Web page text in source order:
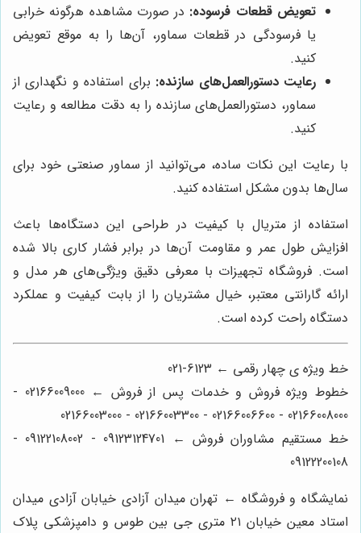
تعویض قطعات فرسوده: در صورت مشاهده هرگونه خرابی
یا فرسودگی در قطعات سماور، آن‌ها را به موقع تعویض
کنید.
رعایت دستورالعمل‌های سازنده: برای استفاده و نگهداری از
سماور، دستورالعمل‌های سازنده را به دقت مطالعه و رعایت
کنید.
با رعایت این نکات ساده، می‌توانید از سماور صنعتی خود برای
سال‌ها بدون مشکل استفاده کنید.
استفاده از متریال با کیفیت در طراحی این دستگاه‌ها باعث
افزایش طول عمر و مقاومت آن‌ها در برابر فشار کاری بالا شده
است. فروشگاه تجهیزات با معرفی دقیق ویژگی‌های هر مدل و
ارائه گارانتی معتبر، خیال مشتریان را از بابت کیفیت و عملکرد
دستگاه راحت کرده است.
خط ویژه ی چهار رقمی ← 6123-021
خطوط ویژه فروش و خدمات پس از فروش ← 02166009000 -
02166008000 - 02166006600 - 02166003300 - 02166003000
خط مستقیم مشاوران فروش ← 09123124701 - 09122108002 -
09122200108
نمایشگاه و فروشگاه ← تهران میدان آزادی خیابان آزادی میدان
استاد معین خیابان ۲۱ متری جی بین طوس و دامپزشکی پلاک